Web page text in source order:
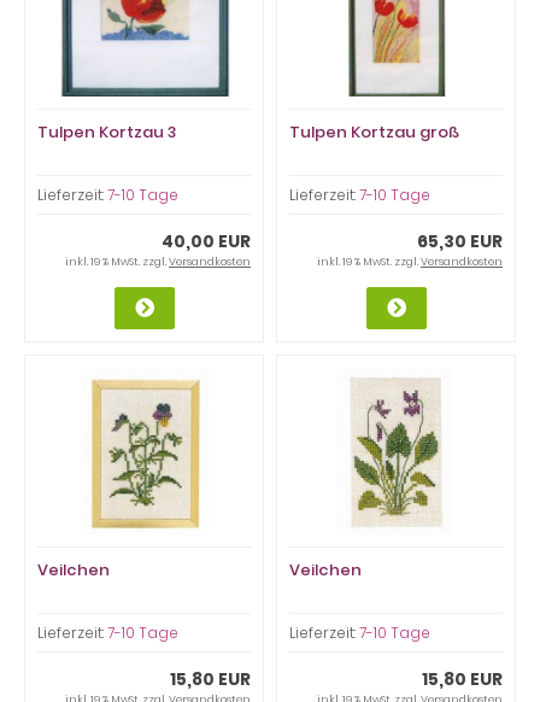
Tulpen Kortzau 3
Lieferzeit:7-10 Tage
40,00 EUR
inkl. 19 % MwSt. zzgl.Versandkosten
Tulpen Kortzau groß
Lieferzeit:7-10 Tage
65,30 EUR
inkl. 19 % MwSt. zzgl.Versandkosten
Veilchen
Lieferzeit:7-10 Tage
15,80 EUR
Veilchen
Lieferzeit:7-10 Tage
15,80 EUR